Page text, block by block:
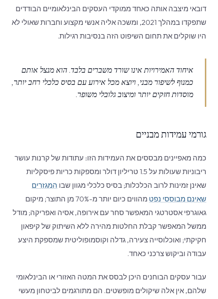
דובאי מיצבה אותה כאחד ממוקדי העסקים הבינלאומיים הבודדים
שתפקדו במהלך 2021, ומשכה אליה אנשי מקצוע וחברות שאולי לא
היו שוקלים את תחום השיפוט הזה בנסיבות רגילות.
איחוד האמירויות אינו שורד משברים בלבד. הוא מנצל אותם
כמנוף לשיפור מבני, ויוצא מכל אירוע עם בסיס כלכלי רחב יותר,
מוסדות חזקים יותר ומיצוב גלובלי משופר.
גורמי עמידות מבניים
כמה מאפיינים מבססים את העמידות הזו: עתודות של קרנות עושר
ריבוניות שעולות על 1.5 טריליון דולר ומספקות כריות פיסקליות
שאינן זמינות לרוב הכלכלות; בסיס כלכלי מגוון שבו המגזרים
שאינם מבוססי נפט
מהווים כיום יותר מ-70% מן התוצר; מיקום
גאוגרפי אסטרטגי המאפשר סחר עם אירופה, אסיה ואפריקה; מודל
ממשל המאפשר קבלת החלטות מהירה ללא השיתוק של קיפאון
חקיקתי; ואוכלוסייה צעירה, גדלה וקוסמופוליטית שמספקת היצע
עבודה וביקוש צרכני כאחד.
עבור עסקים הבוחנים היכן לבסס את המטה האזורי או הבינלאומי
שלהם, אין אלה שיקולים מופשטים. הם מתורגמים לביטחון מעשי